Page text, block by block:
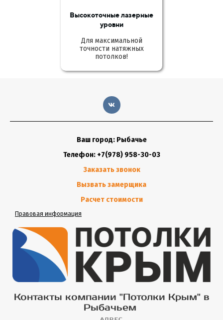
Высокоточные лазерные
уровни
Для максимальной
точности натяжных
потолков!
Ваш город: Рыбачье
Телефон: +7(978) 958-30-03
Заказать звонок
Вызвать замерщика
Расчет стоимости
Правовая информация
Контакты компании "Потолки Крым" в
Рыбачьем